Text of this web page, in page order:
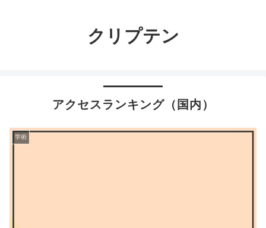
クリプテン
アクセスランキング（国内）
学術